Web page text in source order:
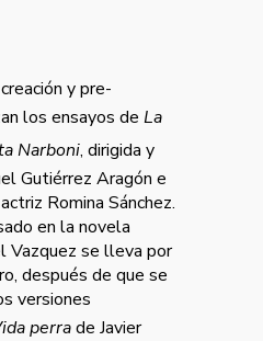
y pre-
los ensayos de La
Narboni, dirigida y
Gutiérrez Aragón e
Romina Sánchez.
en la novela
Vazquez se lleva por
después de que se
versiones
perrade Javier